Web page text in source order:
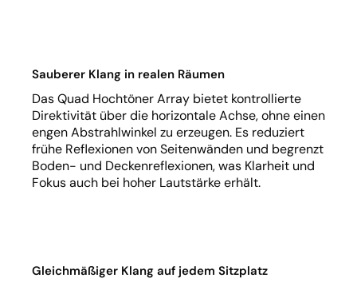
Sauberer Klang in realen Räumen
Das Quad Hochtöner Array bietet kontrollierte
Direktivität über die horizontale Achse, ohne einen
engen Abstrahlwinkel zu erzeugen. Es reduziert
frühe Reflexionen von Seitenwänden und begrenzt
Boden- und Deckenreflexionen, was Klarheit und
Fokus auch bei hoher Lautstärke erhält.
Gleichmäßiger Klang auf jedem Sitzplatz